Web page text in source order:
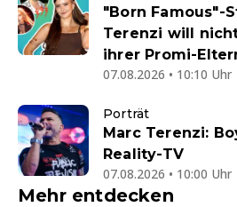
"Born Famous"-
Terenzi will
ihrer Promi-
07.08.2026 • 10:10 Uhr
Porträt
Marc Terenzi:
Reality-TV
07.08.2026 • 10:00 Uhr
Mehr entdecken